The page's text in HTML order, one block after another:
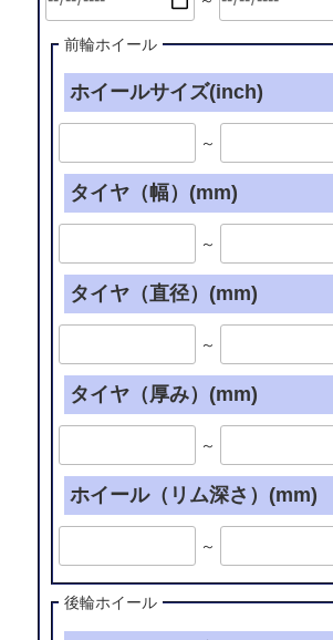
前輪ホイール
ホイールサイズ(inch)
～
タイヤ（幅）(mm)
～
タイヤ（直径）(mm)
～
タイヤ（厚み）(mm)
～
ホイール（リム深さ）(mm)
～
後輪ホイール